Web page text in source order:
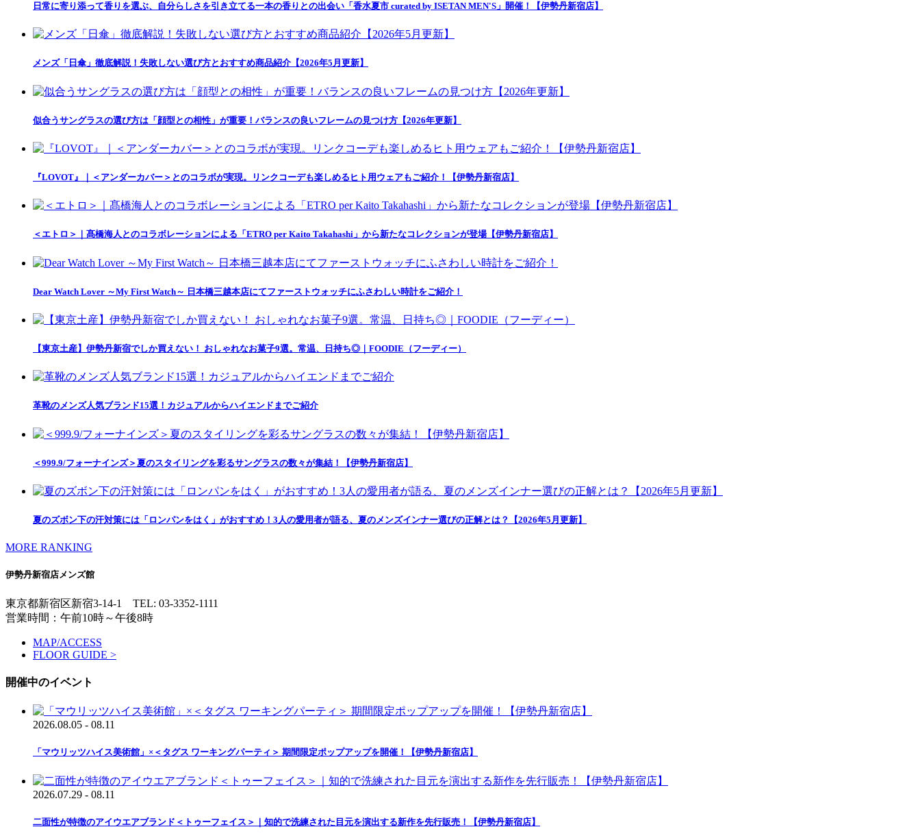
日常に寄り添って香りを選ぶ、自分らしさを引き立てる一本の香りとの出会い「香水夏市 curated by ISETAN MEN'S」開催！【伊勢丹新宿店】
メンズ「日傘」徹底解説！失敗しない選び方とおすすめ商品紹介【2026年5月更新】
似合うサングラスの選び方は「顔型との相性」が重要！バランスの良いフレームの見つけ方【2026年更新】
『LOVOT』｜＜アンダーカバー＞とのコラボが実現。リンクコーデも楽しめるヒト用ウェアもご紹介！【伊勢丹新宿店】
＜エトロ＞｜髙橋海人とのコラボレーションによる「ETRO per Kaito Takahashi」から新たなコレクションが登場【伊勢丹新宿店】
Dear Watch Lover ～My First Watch～ 日本橋三越本店にてファーストウォッチにふさわしい時計をご紹介！
【東京土産】伊勢丹新宿でしか買えない！ おしゃれなお菓子9選。常温、日持ち◎｜FOODIE（フーディー）
革靴のメンズ人気ブランド15選！カジュアルからハイエンドまでご紹介
＜999.9/フォーナインズ＞夏のスタイリングを彩るサングラスの数々が集結！【伊勢丹新宿店】
夏のズボン下の汗対策には「ロンパンをはく」がおすすめ！3人の愛用者が語る、夏のメンズインナー選びの正解とは？【2026年5月更新】
MORE RANKING
伊勢丹新宿店メンズ館
東京都新宿区新宿3-14-1 TEL: 03-3352-1111
営業時間：午前10時～午後8時
MAP/ACCESS
FLOOR GUIDE >
開催中のイベント
2026.08.05 - 08.11
「マウリッツハイス美術館」×＜タグス ワーキングパーティ＞ 期間限定ポップアップを開催！【伊勢丹新宿店】
2026.07.29 - 08.11
二面性が特徴のアイウエアブランド＜トゥーフェイス＞｜知的で洗練された目元を演出する新作を先行販売！【伊勢丹新宿店】